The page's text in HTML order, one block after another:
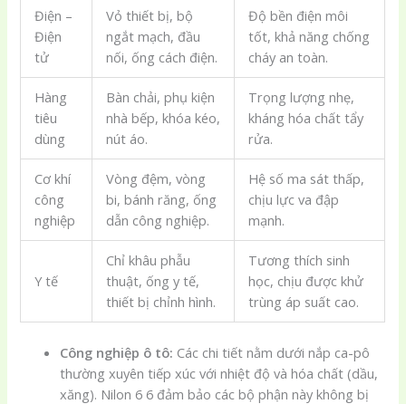
Điện –
Điện
tử
Vỏ thiết bị, bộ
ngắt mạch, đầu
nối, ống cách điện.
Độ bền điện môi
tốt, khả năng chống
cháy an toàn.
Hàng
tiêu
dùng
Bàn chải, phụ kiện
nhà bếp, khóa kéo,
nút áo.
Trọng lượng nhẹ,
kháng hóa chất tẩy
rửa.
Cơ khí
công
nghiệp
Vòng đệm, vòng
bi, bánh răng, ống
dẫn công nghiệp.
Hệ số ma sát thấp,
chịu lực va đập
mạnh.
Y tế
Chỉ khâu phẫu
thuật, ống y tế,
thiết bị chỉnh hình.
Tương thích sinh
học, chịu được khử
trùng áp suất cao.
Công nghiệp ô tô: Các chi tiết nằm dưới nắp ca-pô
thường xuyên tiếp xúc với nhiệt độ và hóa chất (dầu,
xăng). Nilon 6 6 đảm bảo các bộ phận này không bị